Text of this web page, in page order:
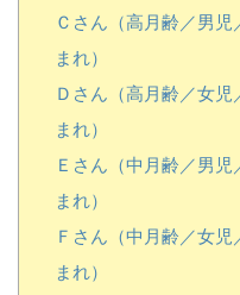
Ｃさん（高月齢／男
まれ）
Ｄさん（高月齢／女
まれ）
Ｅさん（中月齢／男
まれ）
Ｆさん（中月齢／女
まれ）